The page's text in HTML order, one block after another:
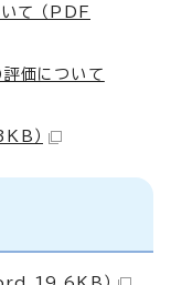
て （PDF
評価について
）